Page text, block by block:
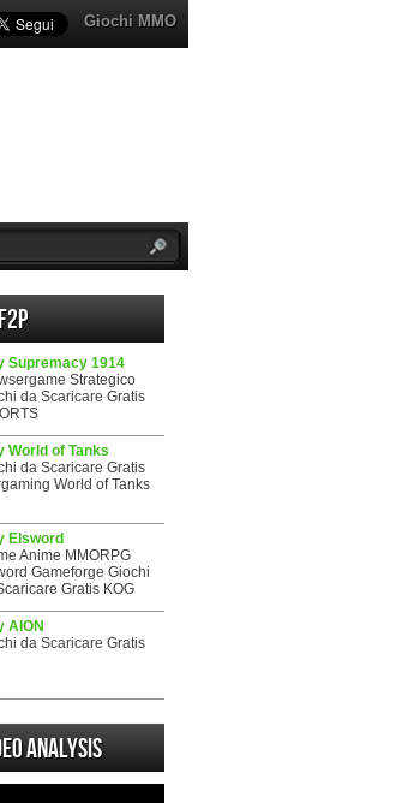
Giochi MMO
Supremacy 1914
Strategico
da Scaricare Gratis
World of Tanks
da Scaricare Gratis
World of Tanks
Elsword
Anime MMORPG
Gameforge Giochi
Gratis KOG
AION
da Scaricare Gratis
analysis